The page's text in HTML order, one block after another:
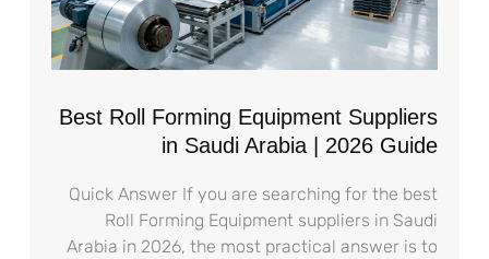
Best Roll Forming Equipment Suppliers
in Saudi Arabia | 2026 Guide
Quick Answer If you are searching for the best
Roll Forming Equipment suppliers in Saudi
Arabia in 2026, the most practical answer is to